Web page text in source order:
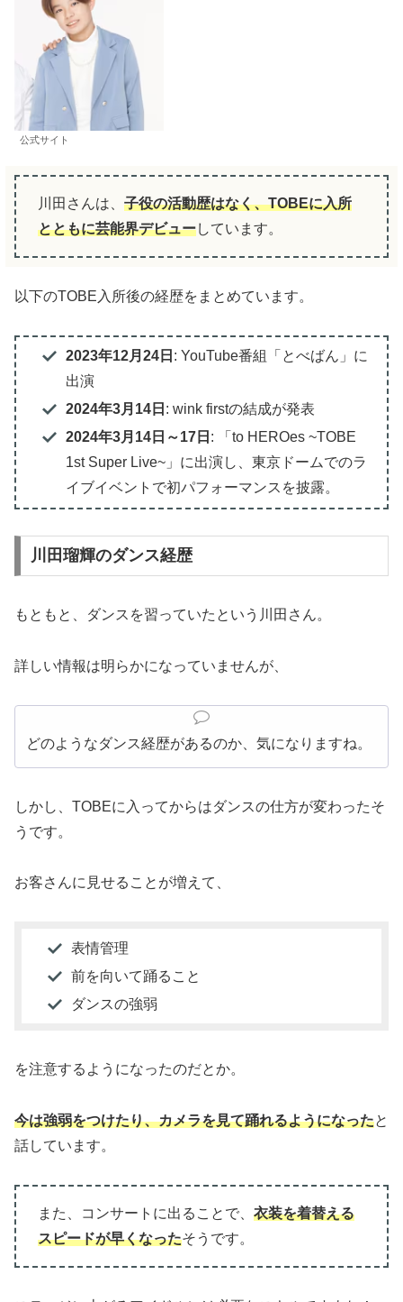
公式サイト
川田さんは、 子役の活動歴はなく、TOBEに入所
とともに芸能界デビューしています。
以下のTOBE入所後の経歴をまとめています。
2023年12月24日 : YouTube番組「とべばん」に
出演
2024年3月14日 : wink firstの結成が発表
2024年3月14日～17日 : 「to HEROes ~TOBE
1st Super Live~」に出演し、東京ドームでのラ
イブイベントで初パフォーマンスを披露。
川田瑠輝のダンス経歴
もともと、ダンスを習っていたという川田さん。
詳しい情報は明らかになっていませんが、
どのようなダンス経歴があるのか、気になりますね。
しかし、TOBEに入ってからはダンスの仕方が変わったそ
うです。
お客さんに見せることが増えて、
表情管理
前を向いて踊ること
ダンスの強弱
を注意するようになったのだとか。
今は強弱をつけたり、カメラを見て踊れるようになったと
話しています。
また、コンサートに出ることで、 衣装を着替える
スピードが早くなったそうです。